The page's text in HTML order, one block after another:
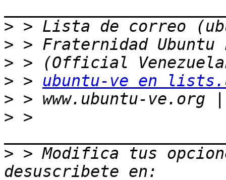
>
>
>
> > ubuntu-ve en
>
> >
> > Modifica tus